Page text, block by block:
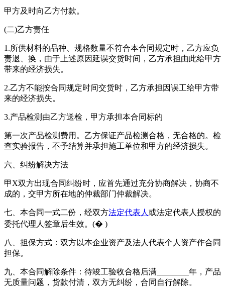
甲方及时向乙方付款。
(二)乙方责任
1.所供材料的品种、规格数量不符合本合同规定时，乙方应负
责退、换，由于上述原因延误交货时间，乙方承担由此给甲方
带来的经济损失。
2.乙方不能按合同规定时间交货时，乙方承担因误工给甲方带
来的经济损失。
3.产品检测由乙方送检，甲方承担本合同标的
第一次产品检测费用。乙方保证产品检测合格，无合格的。检
查实验报告，不予结算并承担施工单位和甲方的经济损失。
六、纠纷解决方法
甲X双方出现合同纠纷时，应首先通过充分协商解决，协商不
成的，交甲方所在地的仲裁部门仲裁解决。
七、本合同一式二份，经双方法定代表人 或法定代表人授权的
委托代理人签章后生效。(� )
八、担保方式：双方以本企业资产及法人代表个人资产作合同
担保。
九、本合同解除条件：待竣工验收合格后满________年，产品
无质量问题，货款付清，双方无纠纷，合同自行解除。